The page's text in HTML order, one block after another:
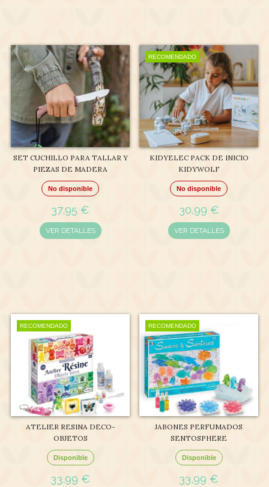
SET CUCHILLO PARA TALLAR Y
PIEZAS DE MADERA
No disponible
37,95 €
VER DETALLES
RECOMENDADO
KIDYELEC PACK DE INICIO
KIDYWOLF
No disponible
30,99 €
VER DETALLES
RECOMENDADO
ATELIER RESINA DECO-
OBJETOS
Disponible
33,99 €
RECOMENDADO
JABONES PERFUMADOS
SENTOSPHERE
Disponible
33,99 €